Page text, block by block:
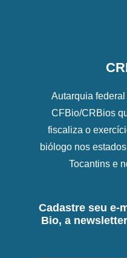
Autarquia
CFBio/CRBios
fiscaliza o
biólogo nos
Tocantins e
Cadastre seu e-
Bio, a